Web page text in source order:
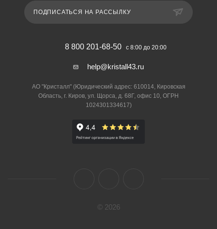
ПОДПИСАТЬСЯ НА РАССЫЛКУ
8 800 201-68-50 с 8:00 до 20:00
help@kristall43.ru
АО "Кристалл" (Юридический адрес: 610014, Кировская
Область, г. Киров, ул. Щорса, д. 68Г, офис 10, ОГРН
1024301334617)
© 2026